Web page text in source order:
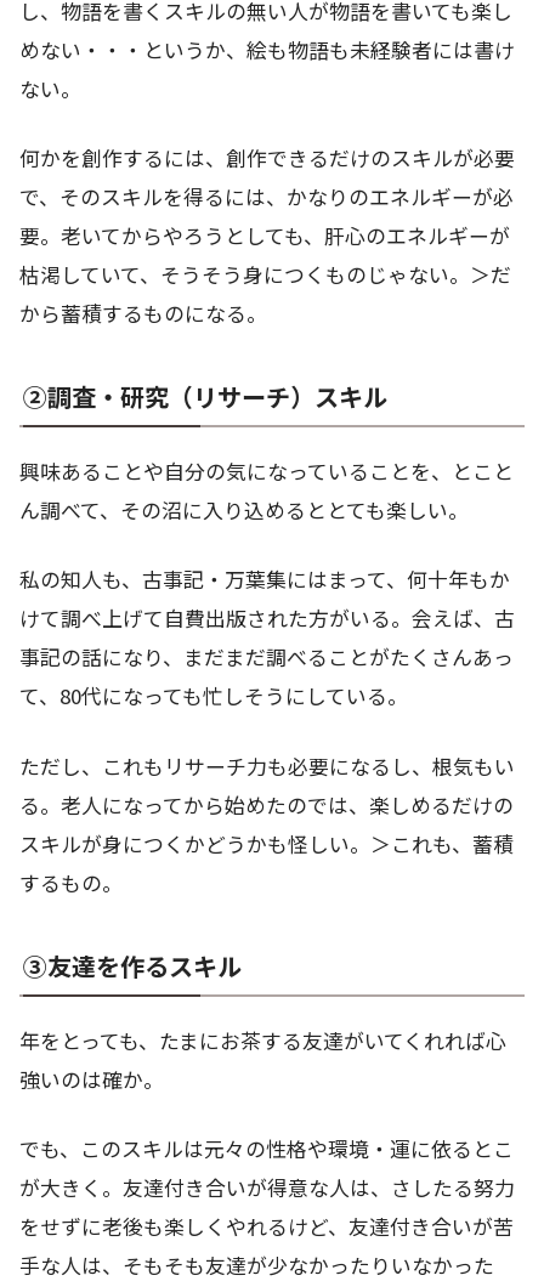
し、物語を書くスキルの無い人が物語を書いても楽し
めない・・・というか、絵も物語も未経験者には書け
ない。
何かを創作するには、創作できるだけのスキルが必要
で、そのスキルを得るには、かなりのエネルギーが必
要。老いてからやろうとしても、肝心のエネルギーが
枯渇していて、そうそう身につくものじゃない。＞だ
から蓄積するものになる。
②調査・研究（リサーチ）スキル
興味あることや自分の気になっていることを、とこと
ん調べて、その沼に入り込めるととても楽しい。
私の知人も、古事記・万葉集にはまって、何十年もか
けて調べ上げて自費出版された方がいる。会えば、古
事記の話になり、まだまだ調べることがたくさんあっ
て、80代になっても忙しそうにしている。
ただし、これもリサーチ力も必要になるし、根気もい
る。老人になってから始めたのでは、楽しめるだけの
スキルが身につくかどうかも怪しい。＞これも、蓄積
するもの。
③友達を作るスキル
年をとっても、たまにお茶する友達がいてくれれば心
強いのは確か。
でも、このスキルは元々の性格や環境・運に依るとこ
が大きく。友達付き合いが得意な人は、さしたる努力
をせずに老後も楽しくやれるけど、友達付き合いが苦
手な人は、そもそも友達が少なかったりいなかった